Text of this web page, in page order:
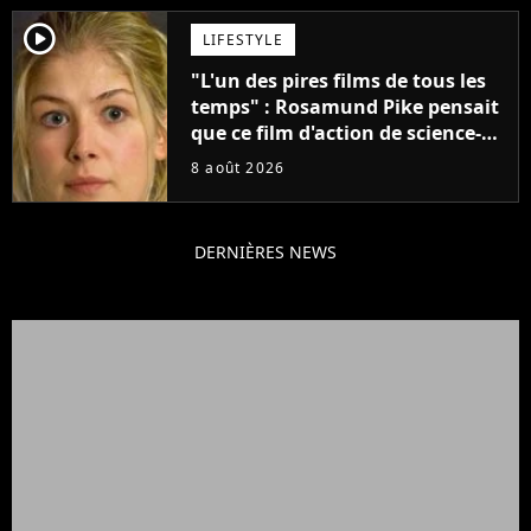
player2 LIFESTYLE
"L'un des pires films de tous les
temps" : Rosamund Pike pensait
que ce film d'action de science-
fiction avec Dwayne Johnson
8 août 2026
DERNIÈRES NEWS